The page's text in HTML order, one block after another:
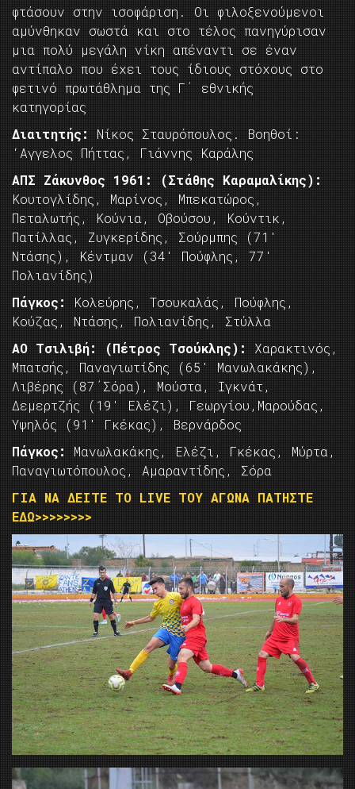
φτάσουν στην ισοφάριση. Οι φιλοξενούμενοι
αμύνθηκαν σωστά και στο τέλος πανηγύρισαν
μια πολύ μεγάλη νίκη απέναντι σε έναν
αντίπαλο που έχει τους ίδιους στόχους στο
φετινό πρωτάθλημα της Γ΄ εθνικής
κατηγορίας
Διαιτητής:
Nίκος Σταυρόπουλος. Βοηθοί:
‘Αγγελος Πήττας, Γιάννης Καράλης
ΑΠΣ Ζάκυνθος 1961: (Στάθης Καραμαλίκης):
Κουτογλίδης, Μαρίνος, Μπεκατώρος,
Πεταλωτής, Κούνια, Οβούσου, Κούντικ,
Πατίλλας, Ζυγκερίδης, Σούρμπης (71′
Ντάσης), Κέντμαν (34′ Πούφλης, 77′
Πολιανίδης)
Πάγκος:
Κολεύρης, Τσουκαλάς, Πούφλης,
Κούζας, Ντάσης, Πολιανίδης, Στύλλα
ΑΟ Τσιλιβή: (Πέτρος Τσούκλης):
Χαρακτινός,
Μπατσής, Παναγιωτίδης (65′ Μανωλακάκης),
Λιβέρης (87΄Σόρα), Μούστα, Ιγκνάτ,
Δεμερτζής (19′ Ελέζι), Γεωργίου,Μαρούδας,
Υψηλός (91′ Γκέκας), Βερνάρδος
Πάγκος: Μανωλακάκης, Ελέζι, Γκέκας, Μύρτα,
Παναγιωτόπουλος, Αμαραντίδης, Σόρα
ΓΙΑ ΝΑ ΔΕΙΤΕ ΤΟ LIVE ΤΟΥ ΑΓΩΝΑ ΠΑΤΗΣΤΕ
ΕΔΩ>>>>>>>>